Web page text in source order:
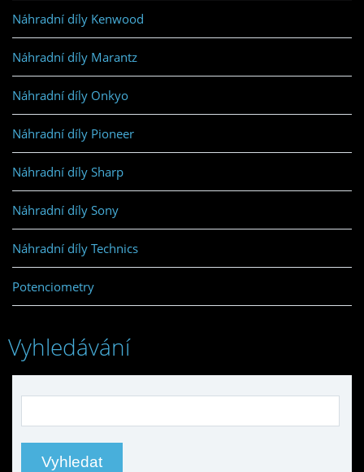
Náhradní díly Kenwood
Náhradní díly Marantz
Náhradní díly Onkyo
Náhradní díly Pioneer
Náhradní díly Sharp
Náhradní díly Sony
Náhradní díly Technics
Potenciometry
Vyhledávání